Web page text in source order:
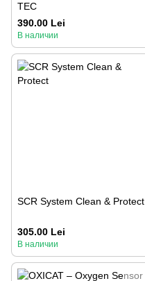
TEC
390.00 Lei
В наличии
SCR System Clean & Protect
305.00 Lei
В наличии